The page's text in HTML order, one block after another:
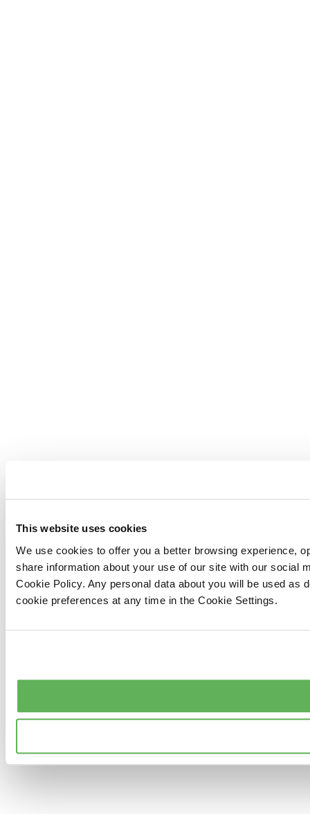
This website uses cookies
We use cookies to offer you a better browsing experience,
share information about your use of our site with our social
Cookie Policy. Any personal data about you will be used as
cookie preferences at any time in the Cookie Settings.